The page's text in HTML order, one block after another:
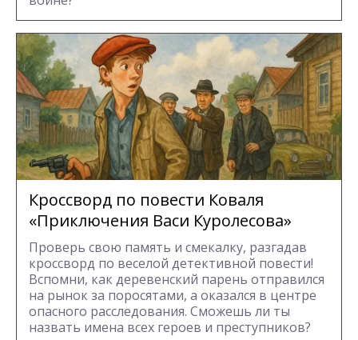
Кроссворд по повести Коваля
«Приключения Васи Куролесова»
Проверь свою память и смекалку, разгадав
кроссворд по веселой детективной повести!
Вспомни, как деревенский парень отправился
на рынок за поросятами, а оказался в центре
опасного расследования. Сможешь ли ты
назвать имена всех героев и преступников?